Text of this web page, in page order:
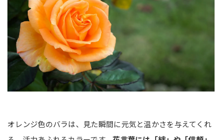
オレンジ色のバラは、見た瞬間に元気と温かさを与えてくれ